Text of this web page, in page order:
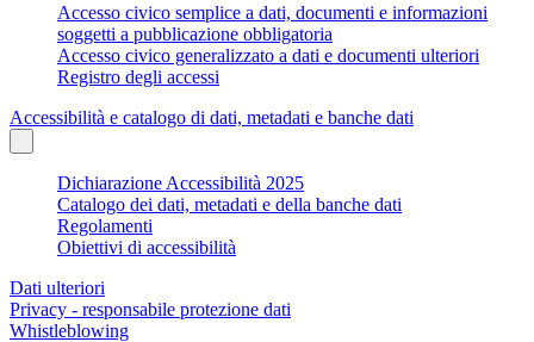
Accesso civico semplice a dati, documenti e informazioni
soggetti a pubblicazione obbligatoria
Accesso civico generalizzato a dati e documenti ulteriori
Registro degli accessi
Accessibilità e catalogo di dati, metadati e banche dati
Dichiarazione Accessibilità 2025
Catalogo dei dati, metadati e della banche dati
Regolamenti
Obiettivi di accessibilità
Dati ulteriori
Privacy - responsabile protezione dati
Whistleblowing